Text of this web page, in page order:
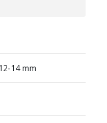
14 mm